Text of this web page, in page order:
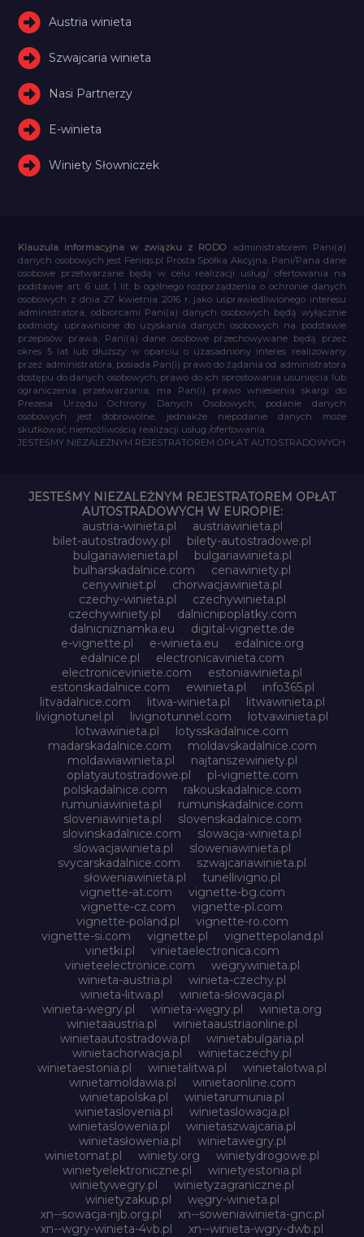
Austria winieta
Szwajcaria winieta
Nasi Partnerzy
E-winieta
Winiety Słowniczek
Klauzula informacyjna w związku z RODO administratorem Pani(a)
danych osobowych jest Feniqs.pl Prosta Spółka Akcyjna. Pani/Pana dane
osobowe przetwarzane będą w celu realizacji usług/ ofertowania na
podstawie art. 6 ust. 1 lit. b ogólnego rozporządzenia o ochronie danych
osobowych z dnia 27 kwietnia 2016 r. jako usprawiedliwionego interesu
administratora, odbiorcami Pani(a) danych osobowych będą wyłącznie
podmioty uprawnione do uzyskania danych osobowych na podstawie
przepisów prawa, Pani(a) dane osobowe przechowywane będą przez
okres 5 lat lub dłuższy w oparciu o uzasadniony interes realizowany
przez administratora, posiada Pan(i) prawo do żądania od administratora
dostępu do danych osobowych, prawo do ich sprostowania usunięcia lub
ograniczenia przetwarzania, ma Pan(i) prawo wniesienia skargi do
Prezesa Urzędu Ochrony Danych Osobowych, podanie danych
osobowych jest dobrowolne, jednakże niepodanie danych może
skutkować niemożliwością realizacji usług /ofertowania.
JESTEŚMY NIEZALEŻNYM REJESTRATOREM OPŁAT AUTOSTRADOWYCH
JESTEŚMY NIEZALEŻNYM REJESTRATOREM OPŁAT
AUTOSTRADOWYCH W EUROPIE:
austria-winieta.pl
austriawinieta.pl
bilet-autostradowy.pl
bilety-autostradowe.pl
bulgariawienieta.pl
bulgariawinieta.pl
bulharskadalnice.com
cenawiniety.pl
cenywiniet.pl
chorwacjawinieta.pl
czechy-winieta.pl
czechywinieta.pl
czechywiniety.pl
dalnicnipoplatky.com
dalnicniznamka.eu
digital-vignette.de
e-vignette.pl
e-winieta.eu
edalnice.org
edalnice.pl
electronicavinieta.com
electroniceviniete.com
estoniawinieta.pl
estonskadalnice.com
ewinieta.pl
info365.pl
litvadalnice.com
litwa-winieta.pl
litwawinieta.pl
livignotunel.pl
livignotunnel.com
lotvawinieta.pl
lotwawinieta.pl
lotysskadalnice.com
madarskadalnice.com
moldavskadalnice.com
moldawiawinieta.pl
najtanszewiniety.pl
oplatyautostradowe.pl
pl-vignette.com
polskadalnice.com
rakouskadalnice.com
rumuniawinieta.pl
rumunskadalnice.com
sloveniawinieta.pl
slovenskadalnice.com
slovinskadalnice.com
slowacja-winieta.pl
slowacjawinieta.pl
sloweniawinieta.pl
svycarskadalnice.com
szwajcariawinieta.pl
słoweniawinieta.pl
tunellivigno.pl
vignette-at.com
vignette-bg.com
vignette-cz.com
vignette-pl.com
vignette-poland.pl
vignette-ro.com
vignette-si.com
vignette.pl
vignettepoland.pl
vinetki.pl
vinietaelectronica.com
vinieteelectronice.com
wegrywinieta.pl
winieta-austria.pl
winieta-czechy.pl
winieta-litwa.pl
winieta-słowacja.pl
winieta-wegry.pl
winieta-węgry.pl
winieta.org
winietaaustria.pl
winietaaustriaonline.pl
winietaautostradowa.pl
winietabulgaria.pl
winietachorwacja.pl
winietaczechy.pl
winietaestonia.pl
winietalitwa.pl
winietalotwa.pl
winietamoldawia.pl
winietaonline.com
winietapolska.pl
winietarumunia.pl
winietaslovenia.pl
winietaslowacja.pl
winietaslowenia.pl
winietaszwajcaria.pl
winietasłowenia.pl
winietawegry.pl
winietomat.pl
winiety.org
winietydrogowe.pl
winietyelektroniczne.pl
winietyestonia.pl
winietywegry.pl
winietyzagraniczne.pl
winietyzakup.pl
węgry-winieta.pl
xn--sowacja-njb.org.pl
xn--soweniawinieta-gnc.pl
xn--wgry-winieta-4vb.pl
xn--winieta-wgry-dwb.pl